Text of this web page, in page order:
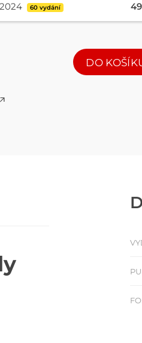
60 vydání
DO